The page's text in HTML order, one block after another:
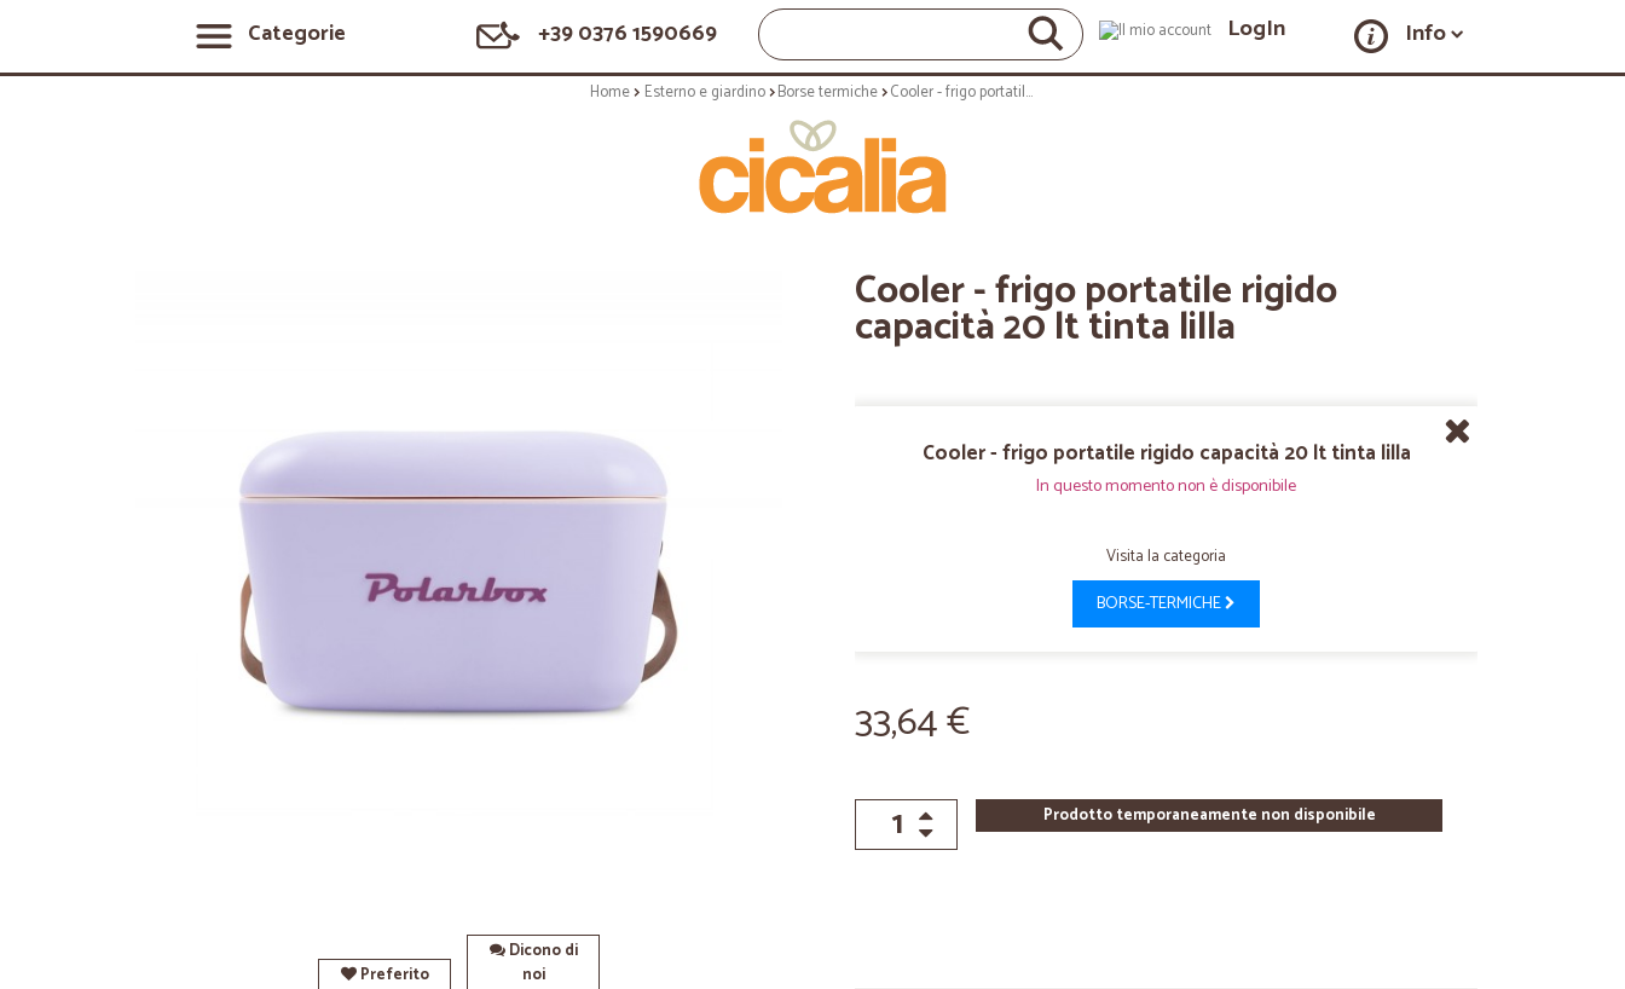
Categorie +39 0376 1590669 LogIn Info
Home Esterno e giardino Borse termiche Cooler - frigo portatile rigido capacità 20 lt tinta lilla
Preferito
Dicono di
noi
Cooler - frigo portatile rigido
capacità 20 lt tinta lilla
Cooler - frigo portatile rigido capacità 20 lt tinta lilla
In questo momento non è disponibile
Visita la categoria
BORSE-TERMICHE
33,64 €
Prodotto temporaneamente non disponibile